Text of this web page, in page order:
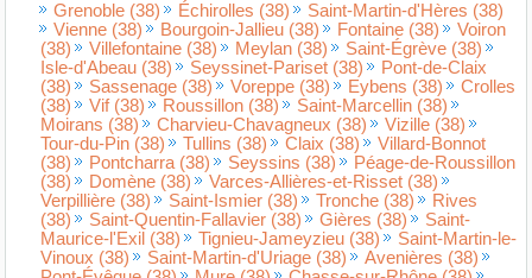
Grenoble (38)
Échirolles (38)
Saint-Martin-d'Hères (38)
Vienne (38)
Bourgoin-Jallieu (38) Fontaine (38)
Voiron
(38)
Villefontaine (38) Meylan (38)
Saint-Égrève (38)
Isle-d'Abeau (38)
Seyssinet-Pariset (38)
Pont-de-Claix
(38)
Sassenage (38) Voreppe (38) Eybens (38)
Crolles
(38)
Vif (38) Roussillon (38)
Saint-Marcellin (38)
Moirans (38)
Charvieu-Chavagneux (38)
Vizille (38)
Tour-du-Pin (38)
Tullins (38) Claix (38)
Villard-Bonnot
(38)
Pontcharra (38) Seyssins (38)
Péage-de-Roussillon
(38)
Domène (38)
Varces-Allières-et-Risset (38)
Verpillière (38)
Saint-Ismier (38) Tronche (38)
Rives
(38)
Saint-Quentin-Fallavier (38) Gières (38)
Saint-
Maurice-l'Exil (38)
Tignieu-Jameyzieu (38)
Saint-Martin-le-
Vinoux (38)
Saint-Martin-d'Uriage (38)
Avenières (38)